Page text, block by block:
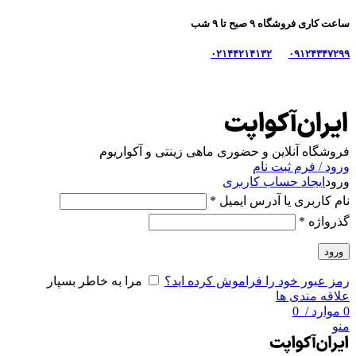
ساعت کاری فروشگاه ۹ صبح تا ۹ شب
۰۹۱۲۴۳۴۷۲۹۹ ۰۲۱۴۴۲۱۴۱۳۲
فروشگاه آنلاین و حضوری ماهی‌ زینتی و آکواریوم
ورود / فرم ثبت نام
ورود ایجاد حساب کاربری
نام کاربری یا آدرس ایمیل *
گذرواژه *
ورود
رمز عبور خود را فراموش کرده اید؟
مرا به خاطر بسپار
علاقه مندی ها
0 موارد /
منو